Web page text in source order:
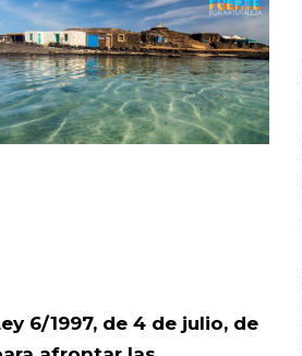
6/1997, de 4 de julio, de